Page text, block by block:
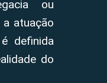
ou
atuação
definida
do